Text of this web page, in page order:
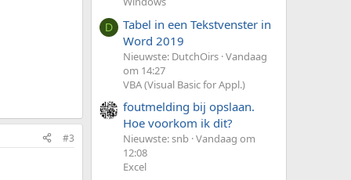
#3
D
Tabel in een Tekstvenster in
Word 2019
Nieuwste: DutchOirs Vandaag
om 14:27
VBA (Visual Basic for Appl.)
foutmelding bij opslaan.
Hoe voorkom ik dit?
Nieuwste: snb Vandaag om
12:08
Excel